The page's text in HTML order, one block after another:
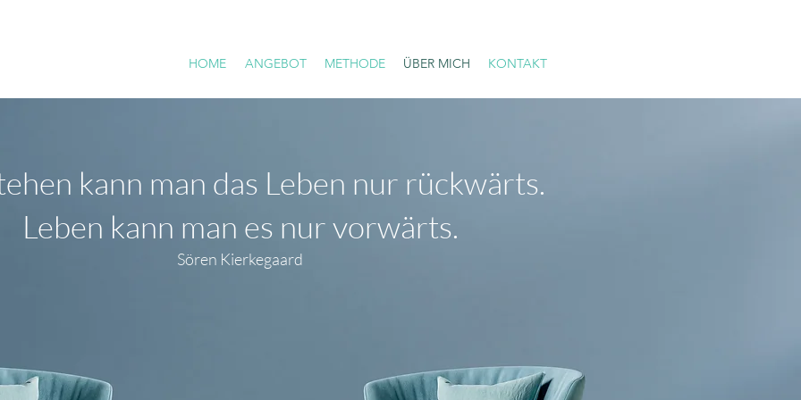
HOME ANGEBOT METHODE ÜBER MICH KONTAKT
kann man das Leben nur rückwärts.
Leben kann man es nur vorwärts.
Sören Kierkegaard